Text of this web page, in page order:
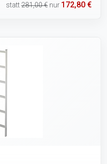
statt281,00 € nur 172,80 €